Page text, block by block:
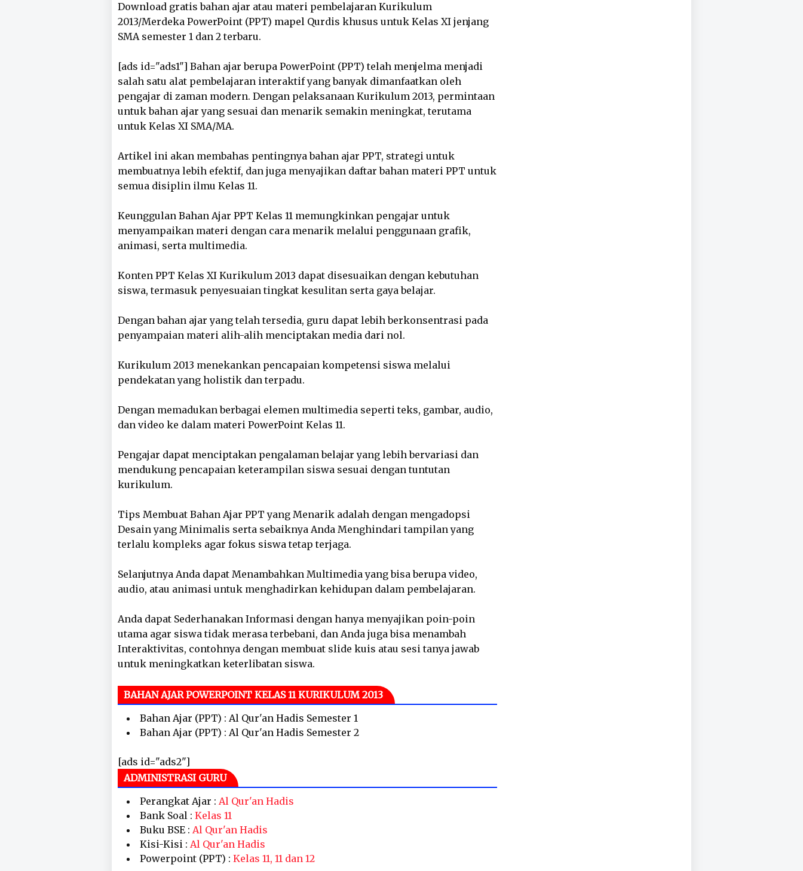
Download gratis bahan ajar atau materi pembelajaran Kurikulum
2013/Merdeka PowerPoint (PPT) mapel Qurdis khusus untuk Kelas XI jenjang
SMA semester 1 dan 2 terbaru.
[ads id="ads1"] Bahan ajar berupa PowerPoint (PPT) telah menjelma menjadi
salah satu alat pembelajaran interaktif yang banyak dimanfaatkan oleh
pengajar di zaman modern. Dengan pelaksanaan Kurikulum 2013, permintaan
untuk bahan ajar yang sesuai dan menarik semakin meningkat, terutama
untuk Kelas XI SMA/MA.
Artikel ini akan membahas pentingnya bahan ajar PPT, strategi untuk
membuatnya lebih efektif, dan juga menyajikan daftar bahan materi PPT untuk
semua disiplin ilmu Kelas 11.
Keunggulan Bahan Ajar PPT Kelas 11 memungkinkan pengajar untuk
menyampaikan materi dengan cara menarik melalui penggunaan grafik,
animasi, serta multimedia.
Konten PPT Kelas XI Kurikulum 2013 dapat disesuaikan dengan kebutuhan
siswa, termasuk penyesuaian tingkat kesulitan serta gaya belajar.
Dengan bahan ajar yang telah tersedia, guru dapat lebih berkonsentrasi pada
penyampaian materi alih-alih menciptakan media dari nol.
Kurikulum 2013 menekankan pencapaian kompetensi siswa melalui
pendekatan yang holistik dan terpadu.
Dengan memadukan berbagai elemen multimedia seperti teks, gambar, audio,
dan video ke dalam materi PowerPoint Kelas 11.
Pengajar dapat menciptakan pengalaman belajar yang lebih bervariasi dan
mendukung pencapaian keterampilan siswa sesuai dengan tuntutan
kurikulum.
Tips Membuat Bahan Ajar PPT yang Menarik adalah dengan mengadopsi
Desain yang Minimalis serta sebaiknya Anda Menghindari tampilan yang
terlalu kompleks agar fokus siswa tetap terjaga.
Selanjutnya Anda dapat Menambahkan Multimedia yang bisa berupa video,
audio, atau animasi untuk menghadirkan kehidupan dalam pembelajaran.
Anda dapat Sederhanakan Informasi dengan hanya menyajikan poin-poin
utama agar siswa tidak merasa terbebani, dan Anda juga bisa menambah
Interaktivitas, contohnya dengan membuat slide kuis atau sesi tanya jawab
untuk meningkatkan keterlibatan siswa.
BAHAN AJAR POWERPOINT KELAS 11 KURIKULUM 2013
Bahan Ajar (PPT) : Al Qur'an Hadis Semester 1
Bahan Ajar (PPT) : Al Qur'an Hadis Semester 2
[ads id="ads2"]
ADMINISTRASI GURU
Perangkat Ajar : Al Qur'an Hadis
Bank Soal : Kelas 11
Buku BSE : Al Qur'an Hadis
Kisi-Kisi : Al Qur'an Hadis
Powerpoint (PPT) : Kelas 11, 11 dan 12